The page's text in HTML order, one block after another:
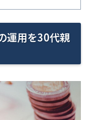
運用を30代親